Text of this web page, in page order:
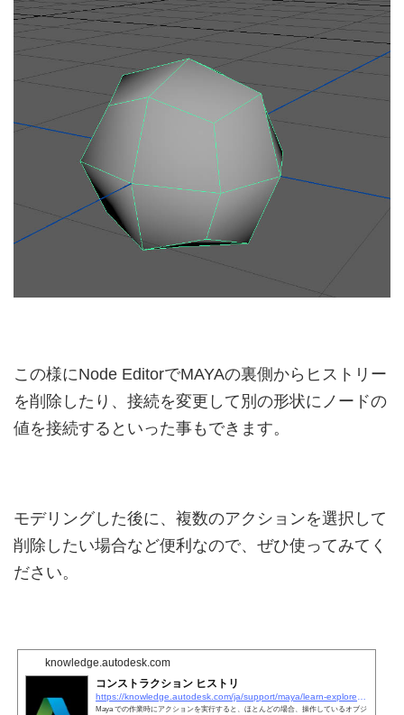
この様にNode EditorでMAYAの裏側からヒストリー
を削除したり、接続を変更して別の形状にノードの
値を接続するといった事もできます。
モデリングした後に、複数のアクションを選択して
削除したい場合など便利なので、ぜひ使ってみてく
ださい。
knowledge.autodesk.com
コンストラクション ヒストリ
https://knowledge.autodesk.com/ja/support/maya/learn-explore/caas/CloudHelp/cloudhelp/2019/JPN/Maya-Basics/files/GUID-503E227B-EF49-4A78-B3CA-7EAC588017C9-htm.html
Maya での作業時にアクションを実行すると、ほとんどの場合、操作しているオブジ